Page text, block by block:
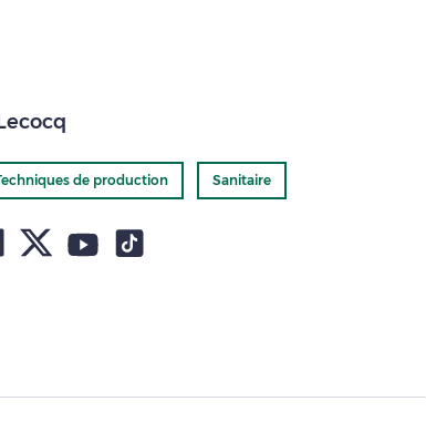
de production Sanitaire